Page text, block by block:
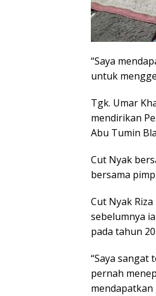
“Saya
untuk
Tgk. Umar
mendirikan
Abu Tumin
Cut Nyak
bersama
Cut Nyak
sebelumnya
pada tahun
“Saya
pernah
mendapatkan